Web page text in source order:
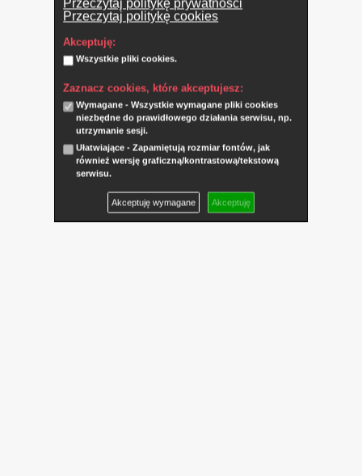
Przeczytaj politykę prywatności
Przeczytaj politykę cookies
Akceptuję:
Wszystkie pliki cookies.
Zaznacz cookies, które akceptujesz:
Wymagane - Wszystkie wymagane pliki cookies
niezbędne do prawidłowego działania serwisu, np.
utrzymanie sesji.
Ułatwiające - Zapamiętują rozmiar fontów, jak
również wersję graficzną/kontrastową/tekstową
serwisu.
Akceptuję wymagane Akceptuję